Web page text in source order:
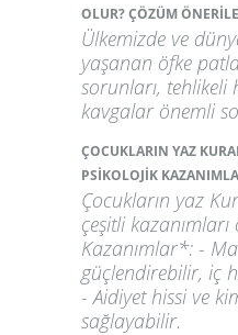
OLUR? ÇÖZÜM
Ülkemizde ve
yaşanan öfke
sorunları, tehlikeli
kavgalar önemli
ÇOCUKLARIN YAZ
PSİKOLOJİK
Çocukların yaz
çeşitli
Kazanımlar*: -
güçlendirebilir, iç
- Aidiyet hissi ve
sağlayabilir.